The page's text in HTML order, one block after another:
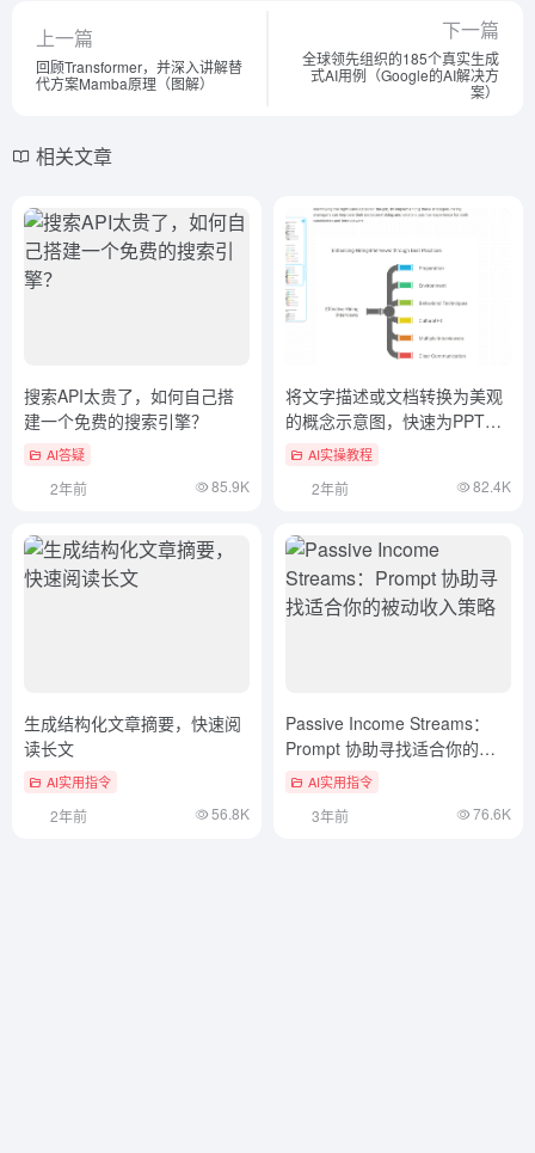
上一篇
回顾Transformer，并深入讲解替
代方案Mamba原理（图解）
下一篇
全球领先组织的185个真实生成
式AI用例（Google的AI解决方
案）
相关文章
搜索API太贵了，如何自己搭
建一个免费的搜索引擎？
AI答疑
2年前 85.9K
将文字描述或文档转换为美观
的概念示意图，快速为PPT或
文章配图
AI实操教程
2年前 82.4K
生成结构化文章摘要，快速阅
读长文
AI实用指令
2年前 56.8K
Passive Income Streams：
Prompt 协助寻找适合你的被
动收入策略
AI实用指令
3年前 76.6K